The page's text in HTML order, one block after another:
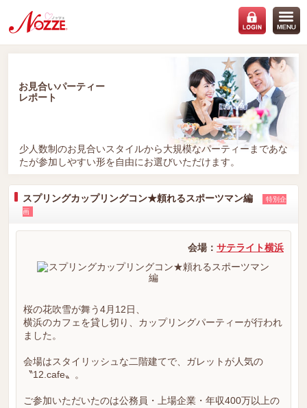
お見合いパーティー
レポート
少人数制のお見合いスタイルから大規模なパーティーまであな
たが参加しやすい形を自由にお選びいただけます。
スプリングカップリングコン★頼れるスポーツマン編
特別企
画
会場： サテライト横浜
桜の花吹雪が舞う4月12日、
横浜のカフェを貸し切り、カップリングパーティーが行われ
ました。
会場はスタイリッシュな二階建てで、ガレットが人気の
〝12.cafe〟。
ご参加いただいたのは公務員・上場企業・年収400万以上の